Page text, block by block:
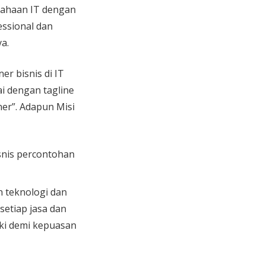
IT dengan
dan
bisnis di IT
dengan tagline
Adapun Misi
percontohan
teknologi dan
jasa dan
demi kepuasan